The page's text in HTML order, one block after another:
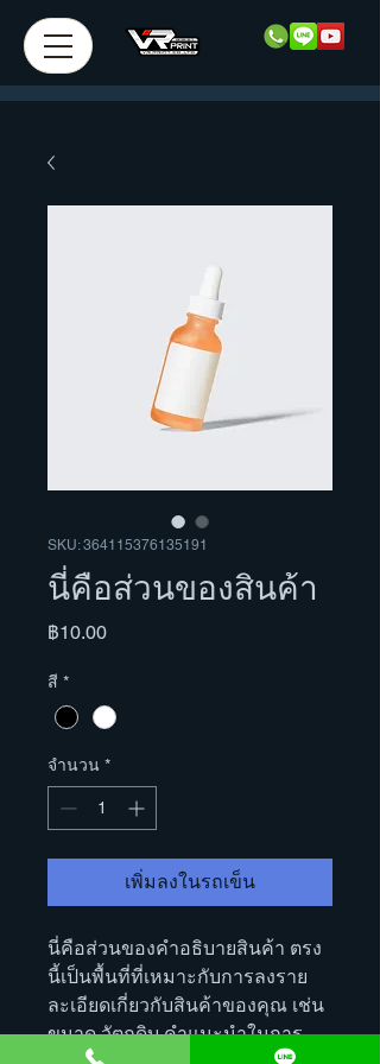
SKU: 364115376135191
นี่คือส่วนของสินค้า
฿10.00ราคา
สี *
จำนวน *
เพิ่มลงในรถเข็น
นี่คือส่วนของคำอธิบายสินค้า ตรง
นี้เป็นพื้นที่ที่เหมาะกับการลงราย
ละเอียดเกี่ยวกับสินค้าของคุณ เช่น
ขนาด วัตถุดิบ คำแนะนำในการ